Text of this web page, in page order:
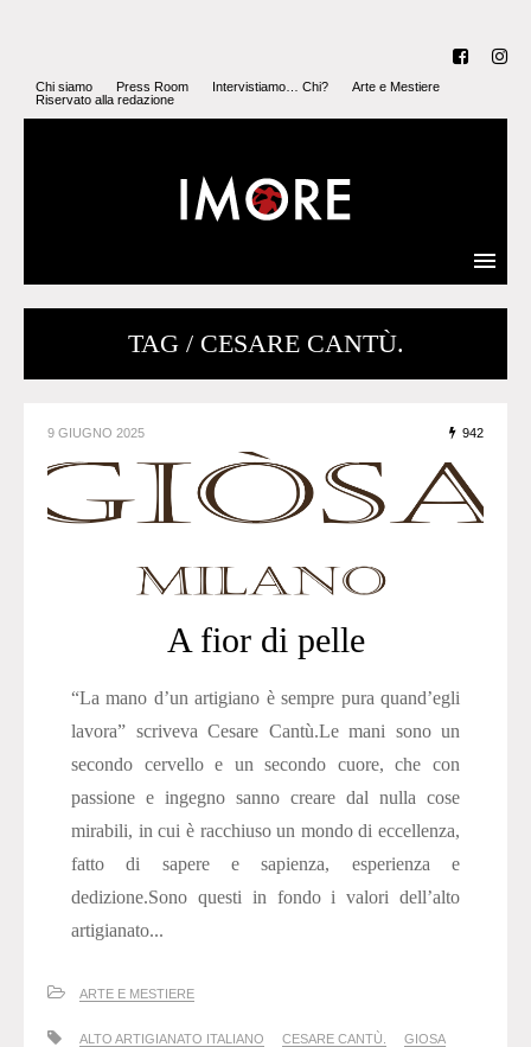
Chi siamo Press Room Intervistiamo… Chi?
Arte e Mestiere
Riservato alla redazione
TAG / CESARE CANTÙ.
9 GIUGNO 2025 942
A fior di pelle
“La mano d’un artigiano è sempre pura quand’egli
lavora” scriveva Cesare Cantù.Le mani sono un
secondo cervello e un secondo cuore, che con
passione e ingegno sanno creare dal nulla cose
mirabili, in cui è racchiuso un mondo di eccellenza,
fatto di sapere e sapienza, esperienza e
dedizione.Sono questi in fondo i valori dell’alto
artigianato...
ARTE E MESTIERE
ALTO ARTIGIANATO ITALIANO CESARE CANTÙ.
GIOSA